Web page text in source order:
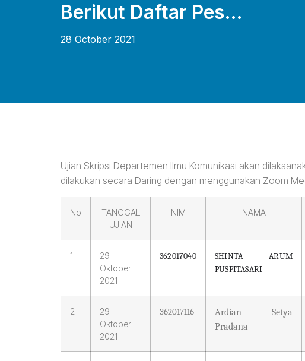
Berikut Daftar Pes…
28 October 2021
Ujian Skripsi Departemen Ilmu Komunikasi akan
dilakukan secara Daring dengan menggunakan Zoom
No
TANGGAL
UJIAN
NIM NAMA
1
29
Oktober
2021
362017040
SHINTA ARUM
PUSPITASARI
2
29
Oktober
2021
362017116
Ardian Setya
Pradana